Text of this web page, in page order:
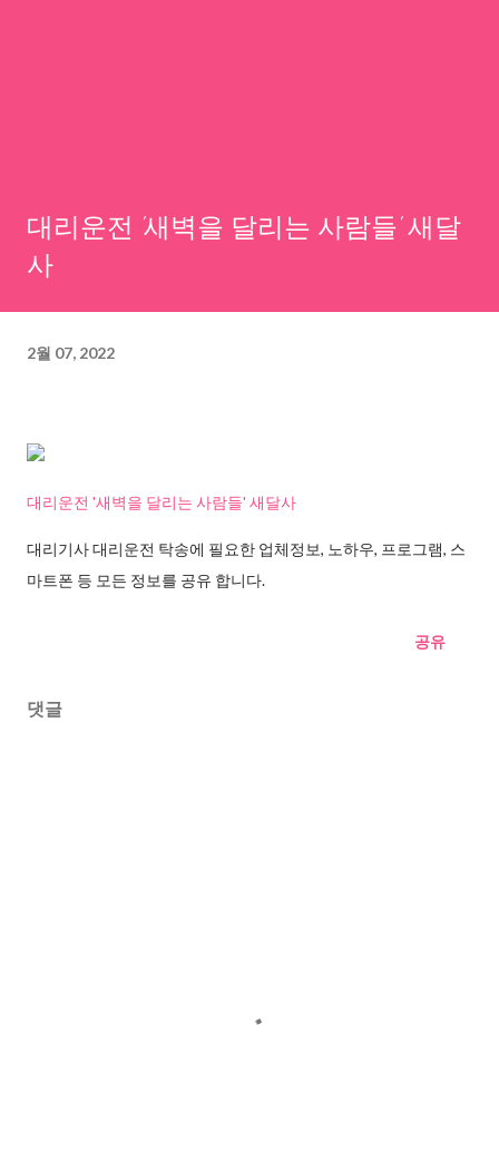
대리운전 '새벽을 달리는 사람들' 새달
사
2월 07, 2022
대리운전 '새벽을 달리는 사람들' 새달사
대리기사 대리운전 탁송에 필요한 업체정보, 노하우, 프로그램, 스
마트폰 등 모든 정보를 공유 합니다.
공유
댓글